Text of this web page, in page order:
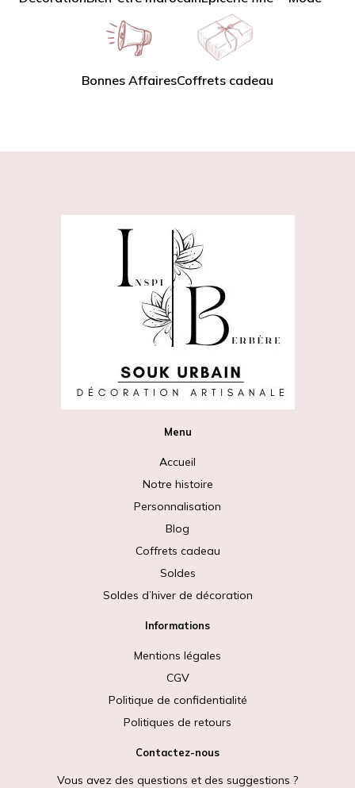
Bonnes AffairesCoffrets cadeau
Menu
Accueil
Notre histoire
Personnalisation
Blog
Coffrets cadeau
Soldes
Soldes d’hiver de décoration
Informations
Mentions légales
CGV
Politique de confidentialité
Politiques de retours
Contactez-nous
Vous avez des questions et des suggestions ?